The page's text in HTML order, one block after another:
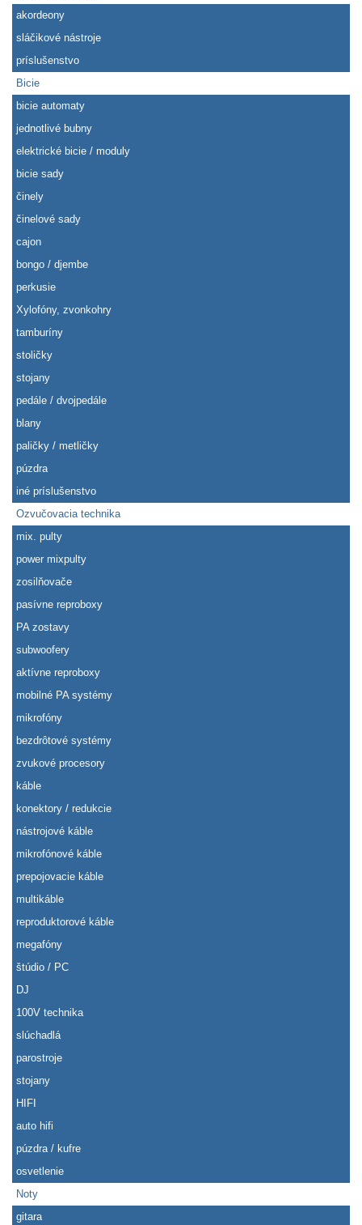
akordeony
sláčikové nástroje
príslušenstvo
Bicie
bicie automaty
jednotlivé bubny
elektrické bicie / moduly
bicie sady
činely
činelové sady
cajon
bongo / djembe
perkusie
Xylofóny, zvonkohry
tamburíny
stoličky
stojany
pedále / dvojpedále
blany
paličky / metličky
púzdra
iné príslušenstvo
Ozvučovacia technika
mix. pulty
power mixpulty
zosilňovače
pasívne reproboxy
PA zostavy
subwoofery
aktívne reproboxy
mobilné PA systémy
mikrofóny
bezdrôtové systémy
zvukové procesory
káble
konektory / redukcie
nástrojové káble
mikrofónové káble
prepojovacie káble
multikáble
reproduktorové káble
megafóny
štúdio / PC
DJ
100V technika
slúchadlá
parostroje
stojany
HIFI
auto hifi
púzdra / kufre
osvetlenie
Noty
gitara